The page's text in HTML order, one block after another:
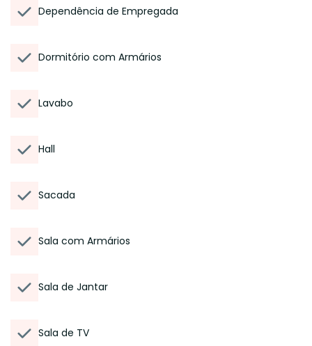
Dependência de Empregada
Dormitório com Armários
Lavabo
Hall
Sacada
Sala com Armários
Sala de Jantar
Sala de TV